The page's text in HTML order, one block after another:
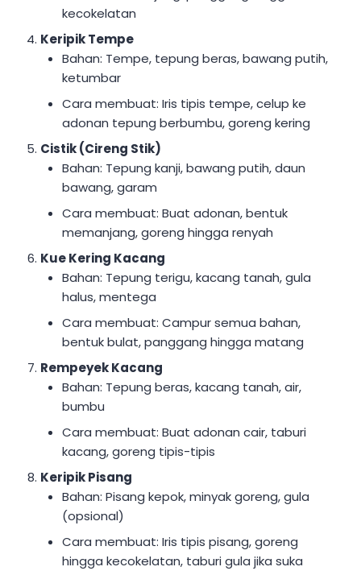
kecokelatan
Keripik Tempe
Bahan: Tempe, tepung beras, bawang putih,
ketumbar
Cara membuat: Iris tipis tempe, celup ke
adonan tepung berbumbu, goreng kering
Cistik (Cireng Stik)
Bahan: Tepung kanji, bawang putih, daun
bawang, garam
Cara membuat: Buat adonan, bentuk
memanjang, goreng hingga renyah
Kue Kering Kacang
Bahan: Tepung terigu, kacang tanah, gula
halus, mentega
Cara membuat: Campur semua bahan,
bentuk bulat, panggang hingga matang
Rempeyek Kacang
Bahan: Tepung beras, kacang tanah, air,
bumbu
Cara membuat: Buat adonan cair, taburi
kacang, goreng tipis-tipis
Keripik Pisang
Bahan: Pisang kepok, minyak goreng, gula
(opsional)
Cara membuat: Iris tipis pisang, goreng
hingga kecokelatan, taburi gula jika suka